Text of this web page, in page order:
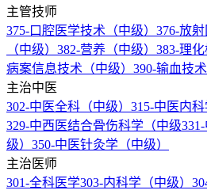
主管技师
375-口腔医学技术（中级） 376-放
（中级） 382-营养（中级） 383-理
病案信息技术（中级） 390-输血技术
主治中医
302-中医全科（中级） 315-中医内科
329-中西医结合骨伤科学（中级
级） 350-中医针灸学（中级）
主治医师
301-全科医学303-内科学（中级）